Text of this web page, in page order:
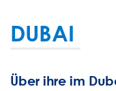
DUBAI
Über ihre im